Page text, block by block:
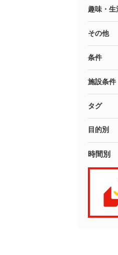
趣味・生
その他
条件
施設条件
タグ
目的別
時間別